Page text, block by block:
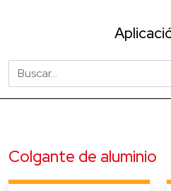
Colgante de aluminio